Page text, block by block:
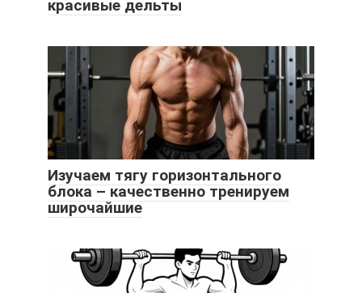
красивые дельты
Изучаем тягу горизонтального
блока – качественно тренируем
широчайшие